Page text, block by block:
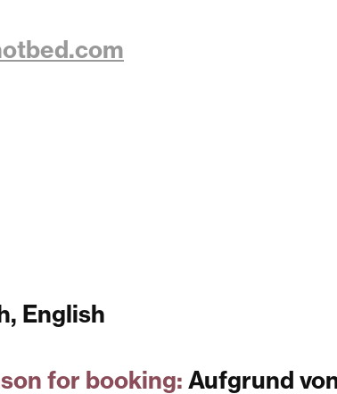
English
for booking: Aufgrund